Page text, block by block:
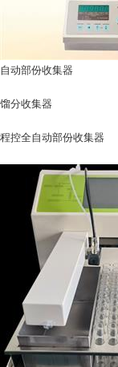
自动部份收集器
馏分收集器
程控全自动部份收集器